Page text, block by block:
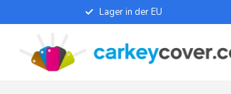
Lager in der EU